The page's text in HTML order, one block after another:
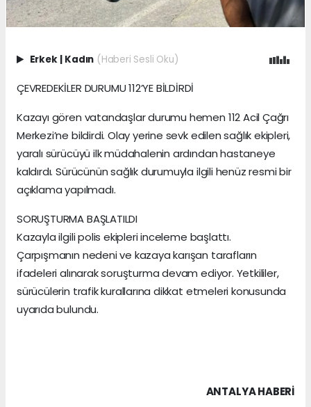
Erkek | Kadın (Haberi Sesli Oku)
ÇEVREDEKİLER DURUMU 112’YE BİLDİRDİ
Kazayı gören vatandaşlar durumu hemen 112 Acil Çağrı
Merkezi’ne bildirdi. Olay yerine sevk edilen sağlık ekipleri,
yaralı sürücüyü ilk müdahalenin ardından hastaneye
kaldırdı. Sürücünün sağlık durumuyla ilgili henüz resmi bir
açıklama yapılmadı.
SORUŞTURMA BAŞLATILDI
Kazayla ilgili polis ekipleri inceleme başlattı.
Çarpışmanın nedeni ve kazaya karışan tarafların
ifadeleri alınarak soruşturma devam ediyor. Yetkililer,
sürücülerin trafik kurallarına dikkat etmeleri konusunda
uyarıda bulundu.
ANTALYA HABERİ